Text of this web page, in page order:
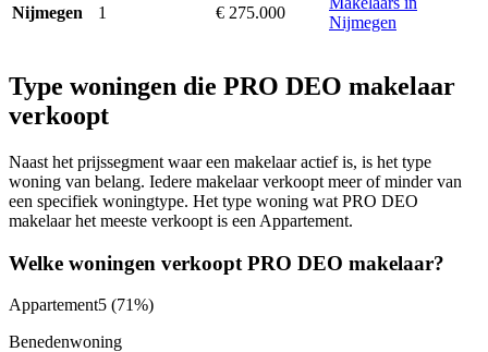
Nijmegen 1 € 275.000
Nijmegen
Type woningen die PRO DEO makelaar
verkoopt
Naast het prijssegment waar een makelaar actief is, is het type
woning van belang. Iedere makelaar verkoopt meer of minder van
een specifiek woningtype. Het type woning wat PRO DEO
makelaar het meeste verkoopt is een Appartement.
Welke woningen verkoopt PRO DEO makelaar?
Appartement5 (71%)
Benedenwoning